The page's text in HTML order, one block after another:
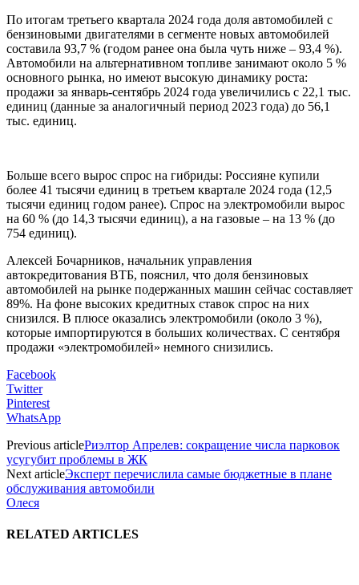
По итогам третьего квартала 2024 года доля автомобилей с
бензиновыми двигателями в сегменте новых автомобилей
составила 93,7 % (годом ранее она была чуть ниже – 93,4 %).
Автомобили на альтернативном топливе занимают около 5 %
основного рынка, но имеют высокую динамику роста:
продажи за январь-сентябрь 2024 года увеличились с 22,1 тыс.
единиц (данные за аналогичный период 2023 года) до 56,1
тыс. единиц.
Больше всего вырос спрос на гибриды: Россияне купили
более 41 тысячи единиц в третьем квартале 2024 года (12,5
тысячи единиц годом ранее). Спрос на электромобили вырос
на 60 % (до 14,3 тысячи единиц), а на газовые – на 13 % (до
754 единиц).
Алексей Бочарников, начальник управления
автокредитования ВТБ, пояснил, что доля бензиновых
автомобилей на рынке подержанных машин сейчас составляет
89%. На фоне высоких кредитных ставок спрос на них
снизился. В плюсе оказались электромобили (около 3 %),
которые импортируются в больших количествах. С сентября
продажи «электромобилей» немного снизились.
Facebook
Twitter
Pinterest
WhatsApp
Previous articleРиэлтор Апрелев: сокращение числа парковок
усугубит проблемы в ЖК
Next articleЭксперт перечислила самые бюджетные в плане
обслуживания автомобили
Олеся
RELATED ARTICLES